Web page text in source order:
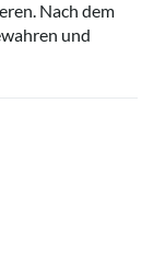
Nach dem
und